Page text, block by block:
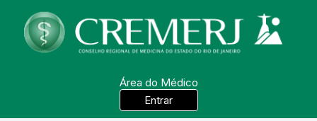
Área do Médico
Entrar